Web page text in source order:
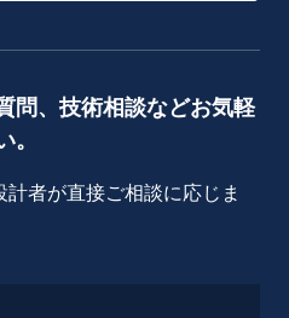
問、技術相談などお気軽
。
者が直接ご相談に応じま